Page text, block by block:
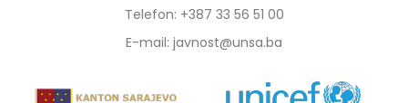
Telefon: +387 33 56 51 00
E-mail: javnost@unsa.ba